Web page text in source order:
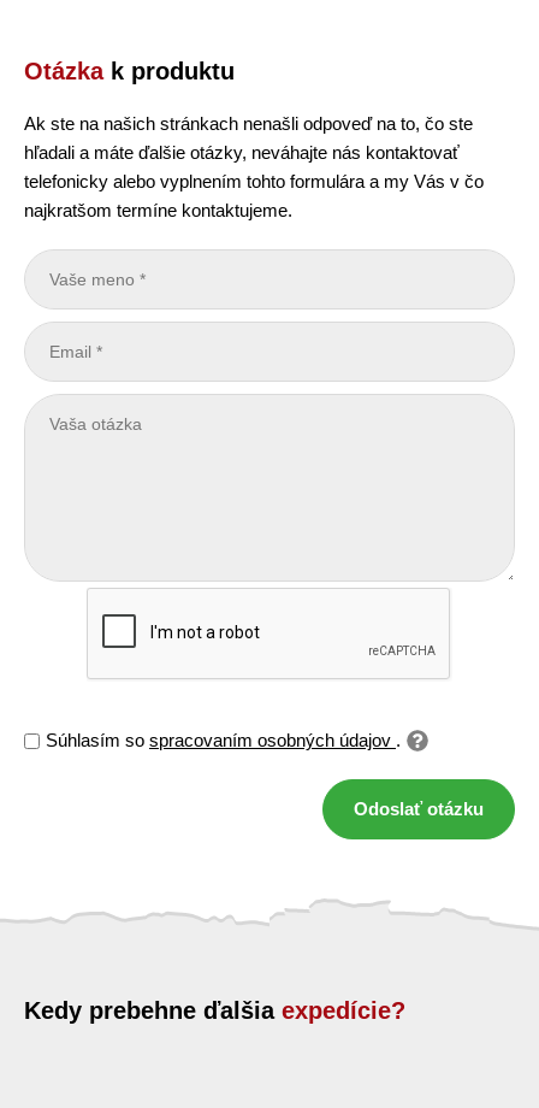
Otázkak produktu
Ak ste na našich stránkach nenašli odpoveď na to, čo ste
hľadali a máte ďalšie otázky, neváhajte nás kontaktovať
telefonicky alebo vyplnením tohto formulára a my Vás v čo
najkratšom termíne kontaktujeme.
Súhlasím so spracovaním osobných údajov .
Odoslať otázku
Kedy prebehne ďalšia expedície?